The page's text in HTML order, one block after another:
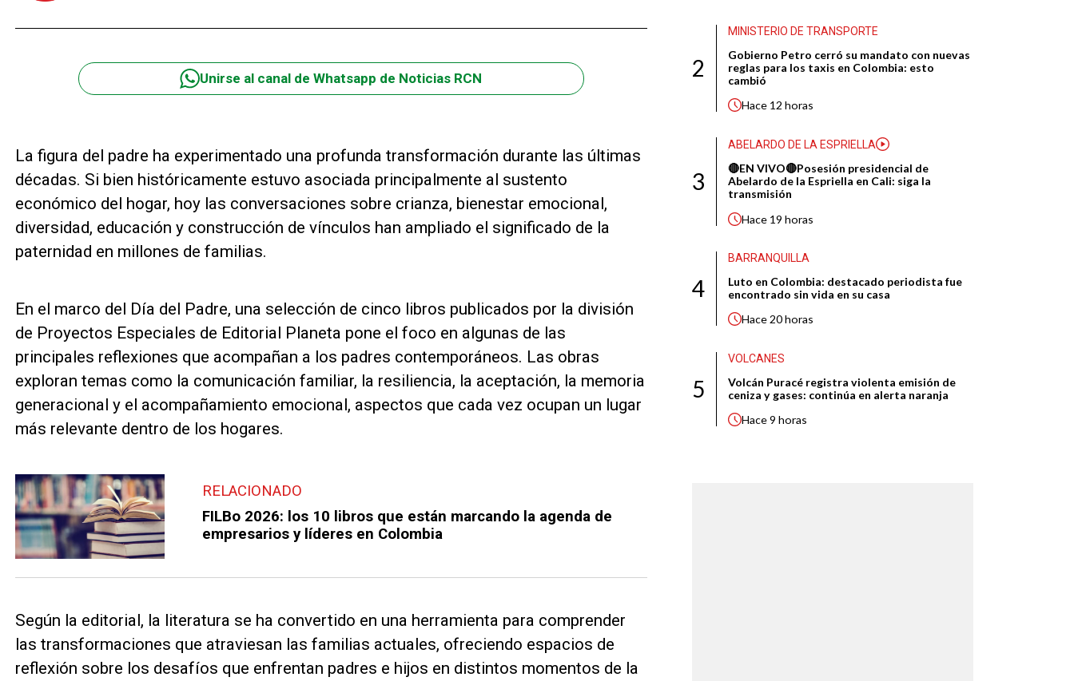
Unirse al canal de Whatsapp de Noticias RCN
La figura del padre ha experimentado una profunda transformación durante las últimas
décadas. Si bien históricamente estuvo asociada principalmente al sustento
económico del hogar, hoy las conversaciones sobre crianza, bienestar emocional,
diversidad, educación y construcción de vínculos han ampliado el significado de la
paternidad en millones de familias.
En el marco del Día del Padre, una selección de cinco libros publicados por la división
de Proyectos Especiales de Editorial Planeta pone el foco en algunas de las
principales reflexiones que acompañan a los padres contemporáneos. Las obras
exploran temas como la comunicación familiar, la resiliencia, la aceptación, la memoria
generacional y el acompañamiento emocional, aspectos que cada vez ocupan un lugar
más relevante dentro de los hogares.
RELACIONADO
FILBo 2026: los 10 libros que están marcando la agenda de
empresarios y líderes en Colombia
Según la editorial, la literatura se ha convertido en una herramienta para comprender
las transformaciones que atraviesan las familias actuales, ofreciendo espacios de
reflexión sobre los desafíos que enfrentan padres e hijos en distintos momentos de la
2
MINISTERIO DE TRANSPORTE
Gobierno Petro cerró su mandato con nuevas
reglas para los taxis en Colombia: esto
cambió
Hace 12 horas
3
ABELARDO DE LA ESPRIELLA
🔴EN VIVO🔴Posesión presidencial de
Abelardo de la Espriella en Cali: siga la
transmisión
Hace 19 horas
4
BARRANQUILLA
Luto en Colombia: destacado periodista fue
encontrado sin vida en su casa
Hace20 horas
5
VOLCANES
Volcán Puracé registra violenta emisión de
ceniza y gases: continúa en alerta naranja
Hace9 horas